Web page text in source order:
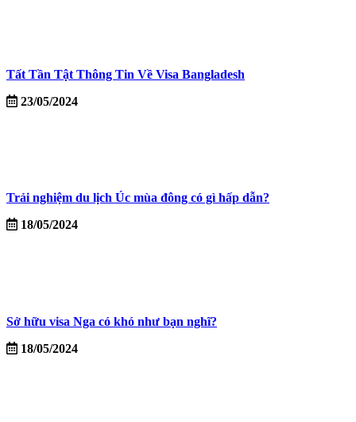
Tất Tần Tật Thông Tin Về Visa Bangladesh
23/05/2024
Trải nghiệm du lịch Úc mùa đông có gì hấp dẫn?
18/05/2024
Sở hữu visa Nga có khó như bạn nghĩ?
18/05/2024